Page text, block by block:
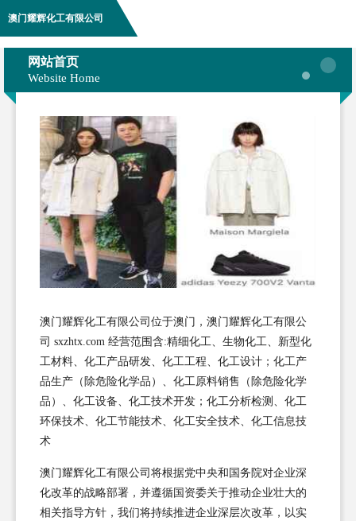
澳门耀辉化工有限公司
网站首页
Website Home
澳门耀辉化工有限公司位于澳门，澳门耀辉化工有限公
司 sxzhtx.com 经营范围含:精细化工、生物化工、新型化
工材料、化工产品研发、化工工程、化工设计；化工产
品生产（除危险化学品）、化工原料销售（除危险化学
品）、化工设备、化工技术开发；化工分析检测、化工
环保技术、化工节能技术、化工安全技术、化工信息技
术
澳门耀辉化工有限公司将根据党中央和国务院对企业深
化改革的战略部署，并遵循国资委关于推动企业壮大的
相关指导方针，我们将持续推进企业深层次改革，以实